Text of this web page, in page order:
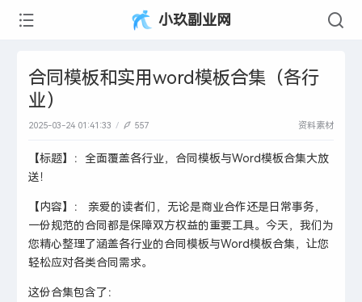
小玖副业网
合同模板和实用word模板合集（各行
业）
2025-03-24 01:41:33 557 资料素材
【标题】：全面覆盖各行业，合同模板与Word模板合集大放
送！
【内容】： 亲爱的读者们，无论是商业合作还是日常事务，
一份规范的合同都是保障双方权益的重要工具。今天，我们为
您精心整理了涵盖各行业的合同模板与Word模板合集，让您
轻松应对各类合同需求。
这份合集包含了：